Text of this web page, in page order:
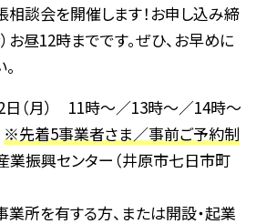
相談会を開催します！お申し込み締
お昼12時までです。ぜひ、お早めに
（月） 11時～／13時～／14時～
※先着5事業者さま／事前ご予約制
振興センター（井原市七日市町
所を有する方、または開設・起業